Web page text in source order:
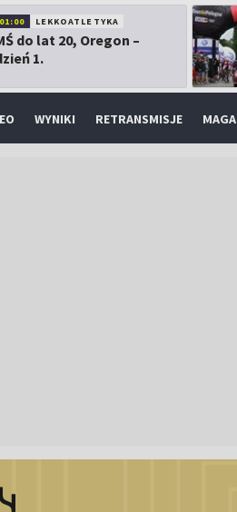
01:00 LEKKOATLETYKA
do lat 20, Oregon –
1.
WYNIKI RETRANSMISJE